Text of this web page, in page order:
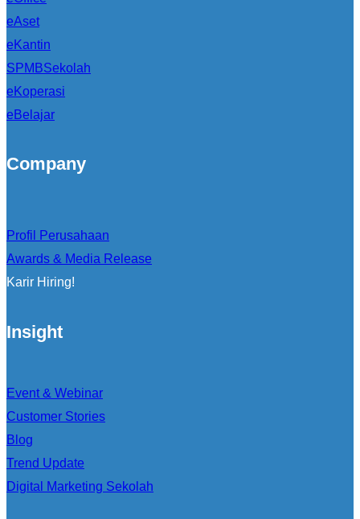
eAset
eKantin
SPMBSekolah
eKoperasi
eBelajar
Company
Profil Perusahaan
Awards & Media Release
Karir Hiring!
Insight
Event & Webinar
Customer Stories
Blog
Trend Update
Digital Marketing Sekolah